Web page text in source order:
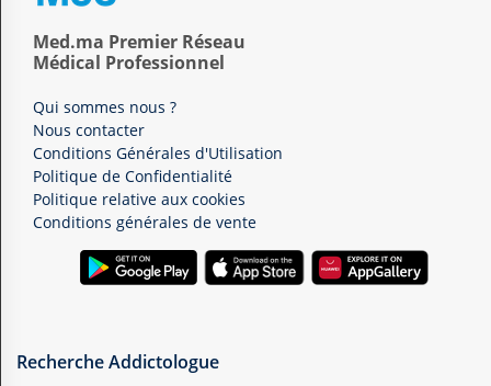
Med.ma Premier Réseau
Médical Professionnel
Qui sommes nous ?
Nous contacter
Conditions Générales d'Utilisation
Politique de Confidentialité
Politique relative aux cookies
Conditions générales de vente
Recherche Addictologue